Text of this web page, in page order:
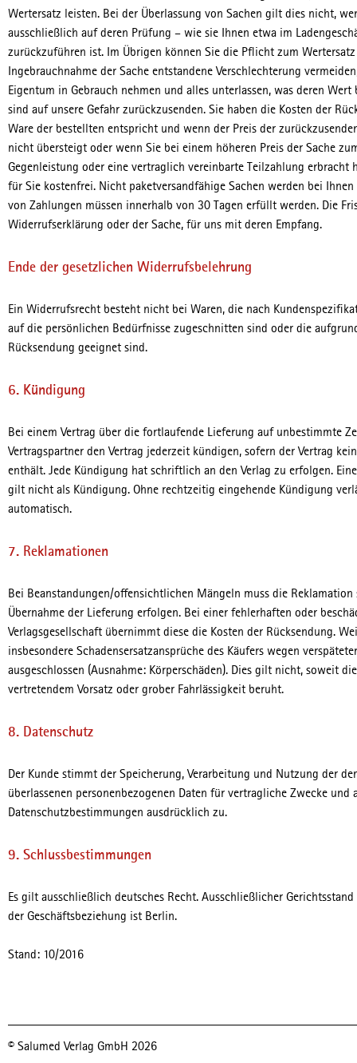
Wertersatz leisten. Bei der Überlassung von Sachen gilt dies nicht,
ausschließlich auf deren Prüfung – wie sie Ihnen etwa im
zurückzuführen ist. Im Übrigen können Sie die Pflicht zum
Ingebrauchnahme der Sache entstandene Verschlechterung
Eigentum in Gebrauch nehmen und alles unterlassen, was deren
sind auf unsere Gefahr zurückzusenden. Sie haben die Kosten der
Ware der bestellten entspricht und wenn der Preis der
nicht übersteigt oder wenn Sie bei einem höheren Preis der Sache
Gegenleistung oder eine vertraglich vereinbarte Teilzahlung erbracht
für Sie kostenfrei. Nicht paketversandfähige Sachen werden bei
von Zahlungen müssen innerhalb von 30 Tagen erfüllt werden. Die
Widerrufserklärung oder der Sache, für uns mit deren Empfang.
Ende der gesetzlichen Widerrufsbelehrung
Ein Widerrufsrecht besteht nicht bei Waren, die nach
auf die persönlichen Bedürfnisse zugeschnitten sind oder die
Rücksendung geeignet sind.
6. Kündigung
Bei einem Vertrag über die fortlaufende Lieferung auf unbestimmte
Vertragspartner den Vertrag jederzeit kündigen, sofern der Vertrag
enthält. Jede Kündigung hat schriftlich an den Verlag zu erfolgen.
gilt nicht als Kündigung. Ohne rechtzeitig eingehende Kündigung
automatisch.
7. Reklamationen
Bei Beanstandungen/offensichtlichen Mängeln muss die
Übernahme der Lieferung erfolgen. Bei einer fehlerhaften oder
Verlagsgesellschaft übernimmt diese die Kosten der Rücksendung.
insbesondere Schadensersatzansprüche des Käufers wegen
ausgeschlossen (Ausnahme: Körperschäden). Dies gilt nicht, soweit
vertretendem Vorsatz oder grober Fahrlässigkeit beruht.
8. Datenschutz
Der Kunde stimmt der Speicherung, Verarbeitung und Nutzung der
überlassenen personenbezogenen Daten für vertragliche Zwecke und
Datenschutzbestimmungen ausdrücklich zu.
9. Schlussbestimmungen
Es gilt ausschließlich deutsches Recht. Ausschließlicher
der Geschäftsbeziehung ist Berlin.
Stand: 10/2016
© Salumed Verlag GmbH 2026